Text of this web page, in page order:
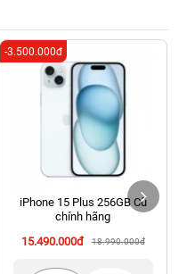
Minh (Quận Tân Phú cũ)
Hồ Chí Minh (Q.9 TP. Thủ
Minh (Bình Thọ, TP. Thủ
Minh (Bình Dương Cũ)
Tàu, Hồ Chí Minh (TP. Vũng
Hồ Chí Minh (Tân Bình
iPhone 15 Plus 256GB Cũ
chính hãng
15.490.000đ
18.990.000đ
-3.500.000đ